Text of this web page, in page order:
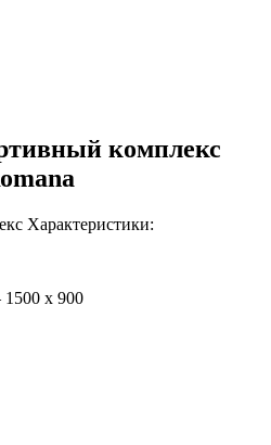
комплекс
Характеристики:
x 900